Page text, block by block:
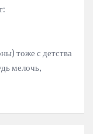
тоже с детства
мелочь,